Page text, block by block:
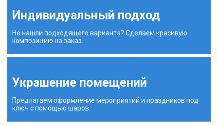
Индивидуальный подход
Не нашли подходящего варианта? Сделаем красивую
композицию на заказ.
Украшение помещений
Предлагаем оформление мероприятий и праздников под
ключ с помощью шаров.